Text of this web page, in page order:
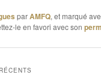
parAMFQ, et marqué
le en favori avec son